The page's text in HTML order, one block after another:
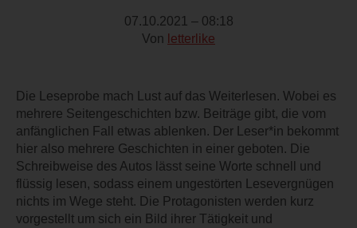
07.10.2021 – 08:18
Von letterlike
Die Leseprobe mach Lust auf das Weiterlesen. Wobei es
mehrere Seitengeschichten bzw. Beiträge gibt, die vom
anfänglichen Fall etwas ablenken. Der Leser*in bekommt
hier also mehrere Geschichten in einer geboten. Die
Schreibweise des Autos lässt seine Worte schnell und
flüssig lesen, sodass einem ungestörten Lesevergnügen
nichts im Wege steht. Die Protagonisten werden kurz
vorgestellt um sich ein Bild ihrer Tätigkeit und